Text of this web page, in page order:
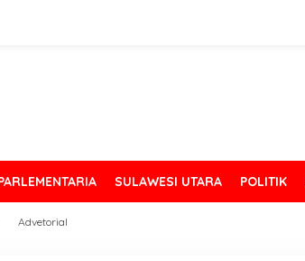
SULAWESI UTARA POLITIK
Advetorial